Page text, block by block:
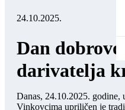
24.10.2025.
Dan
darivatelja
Danas, 24.10.2025.
Vinkovcima upriličen je